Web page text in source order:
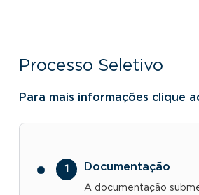
Processo Seletivo
Para mais informações clique
Documentação
A documentação